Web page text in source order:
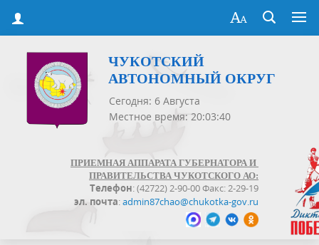
ЧУКОТСКИЙ
АВТОНОМНЫЙ ОКРУГ
Сегодня: 6 Августа
Местное время: 20:03:40
ПРИЕМНАЯ АППАРАТА ГУБЕРНАТОРА И
ПРАВИТЕЛЬСТВА ЧУКОТСКОГО АО:
Телефон: (42722) 2-90-00 Факс: 2-29-19
эл. почта:admin87chao@chukotka-gov.ru